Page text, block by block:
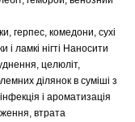
герпес, комедони, сухі
ламкі нігті Наносити
целюліт,
ділянок в суміші з
і ароматизація
втрата